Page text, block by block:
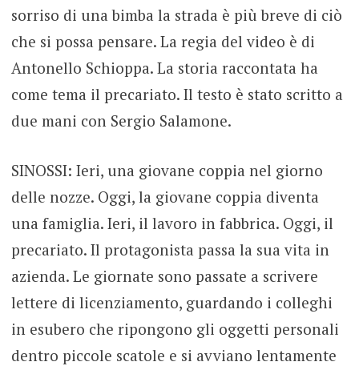
sorriso di una bimba la strada è più breve di ciò
che si possa pensare. La regia del video è di
Antonello Schioppa. La storia raccontata ha
come tema il precariato. Il testo è stato scritto a
due mani con Sergio Salamone.
SINOSSI: Ieri, una giovane coppia nel giorno
delle nozze. Oggi, la giovane coppia diventa
una famiglia. Ieri, il lavoro in fabbrica. Oggi, il
precariato. Il protagonista passa la sua vita in
azienda. Le giornate sono passate a scrivere
lettere di licenziamento, guardando i colleghi
in esubero che ripongono gli oggetti personali
dentro piccole scatole e si avviano lentamente